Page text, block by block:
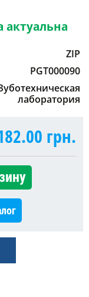
актуальна
ZIP
PGT000090
лаборатория
грн.